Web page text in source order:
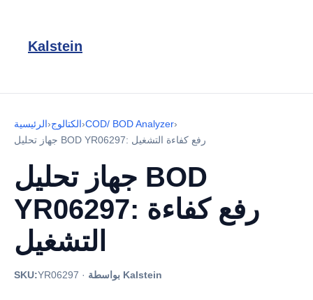
Kalstein
الرئيسية›الكتالوج›COD/ BOD Analyzer›
جهاز تحليل BOD YR06297: رفع كفاءة التشغيل
جهاز تحليل BOD
YR06297: رفع كفاءة
التشغيل
SKU:YR06297 · بواسطة Kalstein